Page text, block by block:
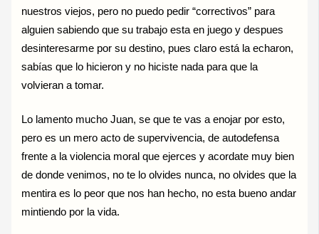
nuestros viejos, pero no puedo pedir “correctivos” para
alguien sabiendo que su trabajo esta en juego y despues
desinteresarme por su destino, pues claro está la echaron,
sabías que lo hicieron y no hiciste nada para que la
volvieran a tomar.
Lo lamento mucho Juan, se que te vas a enojar por esto,
pero es un mero acto de supervivencia, de autodefensa
frente a la violencia moral que ejerces y acordate muy bien
de donde venimos, no te lo olvides nunca, no olvides que la
mentira es lo peor que nos han hecho, no esta bueno andar
mintiendo por la vida.